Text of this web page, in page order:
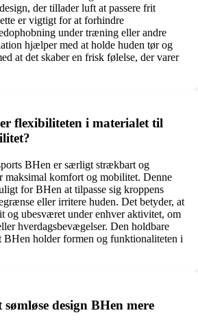
der tillader luft at passere frit
er vigtigt for at forhindre
under træning eller andre
hjælper med at holde huden tør og
at det skaber en frisk følelse, der varer
flexibiliteten i materialet til
BHen er særligt strækbart og
maksimal komfort og mobilitet. Denne
for BHen at tilpasse sig kroppens
eller irritere huden. Det betyder, at
og ubesværet under enhver aktivitet, om
hverdagsbevægelser. Den holdbare
BHen holder formen og funktionaliteten i
design BHen mere